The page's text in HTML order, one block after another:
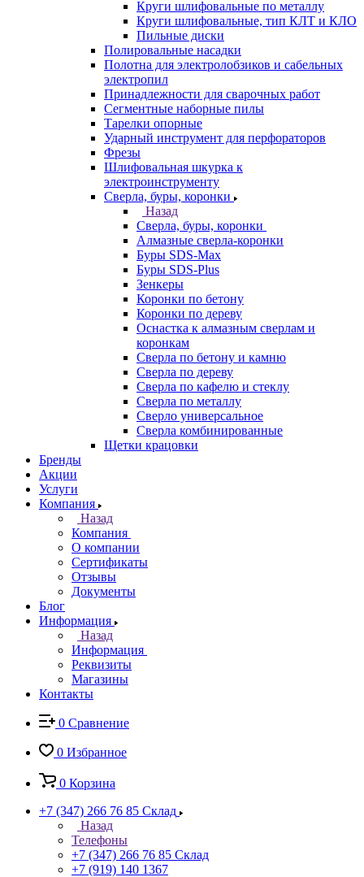
Круги шлифовальные по металлу
Круги шлифовальные, тип КЛТ и КЛО
Пильные диски
Полировальные насадки
Полотна для электролобзиков и сабельных
электропил
Принадлежности для сварочных работ
Сегментные наборные пилы
Тарелки опорные
Ударный инструмент для перфораторов
Фрезы
Шлифовальная шкурка к
электроинструменту
Сверла, буры, коронки
Назад
Сверла, буры, коронки
Алмазные сверла-коронки
Буры SDS-Max
Буры SDS-Plus
Зенкеры
Коронки по бетону
Коронки по дереву
Оснастка к алмазным сверлам и
коронкам
Сверла по бетону и камню
Сверла по дереву
Сверла по кафелю и стеклу
Сверла по металлу
Сверло универсальное
Сверла комбинированные
Щетки крацовки
Бренды
Акции
Услуги
Компания
Назад
Компания
О компании
Сертификаты
Отзывы
Документы
Блог
Информация
Назад
Информация
Реквизиты
Магазины
Контакты
0 Сравнение
0 Избранное
0 Корзина
+7 (347) 266 76 85 Склад
Назад
Телефоны
+7 (347) 266 76 85 Склад
+7 (919) 140 1367